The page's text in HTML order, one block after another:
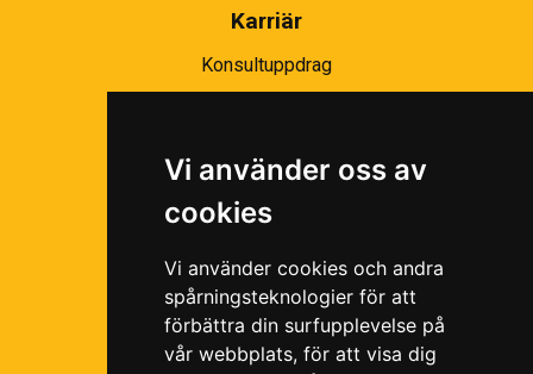
Vi använder oss av
cookies
Vi använder cookies och andra
spårningsteknologier för att
förbättra din surfupplevelse på
vår webbplats, för att visa dig
Karriär
Konsultuppdrag
Ramavtal